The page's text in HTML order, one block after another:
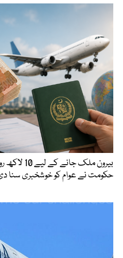
بیرون ملک
حکومت نے عوام کو خوشخبری سنا